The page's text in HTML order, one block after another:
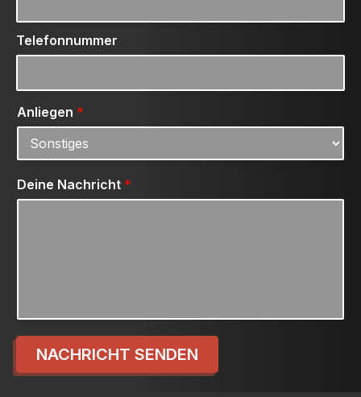
Telefonnummer
Anliegen *
Deine Nachricht *
NACHRICHT SENDEN